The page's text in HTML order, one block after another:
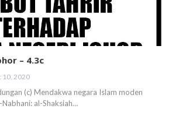
– 4.3c
10, 2020
(c) Mendakwa negara Islam moden
al-Shaksiah…